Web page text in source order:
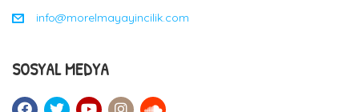
info@morelmayayincilik.com
SOSYAL MEDYA